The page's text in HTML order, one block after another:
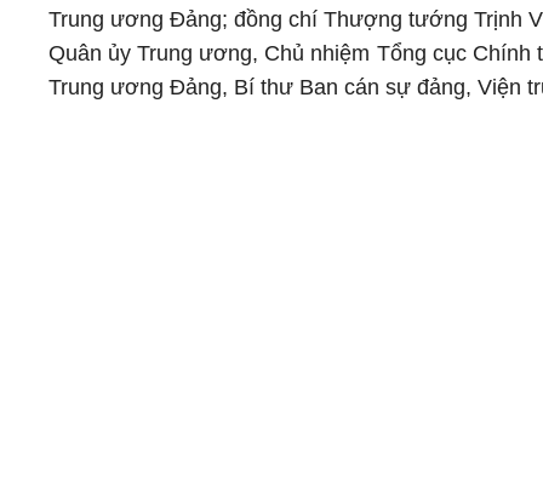
Trung ương Đảng; đồng chí Thượng tướng Trịnh
Quân ủy Trung ương, Chủ nhiệm Tổng cục
Trung ương Đảng, Bí thư Ban cán sự đảng, Viện